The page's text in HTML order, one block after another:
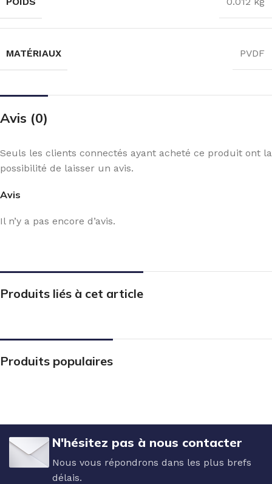
MATÉRIAUX PVDF
Avis (0)
Avis
Il n’y a pas encore d’avis.
Seuls les clients connectés ayant acheté ce produit ont la
possibilité de laisser un avis.
Produits liés à cet article
Produits populaires
N'hésitez pas à nous contacter
Nous vous répondrons dans les plus brefs
délais.